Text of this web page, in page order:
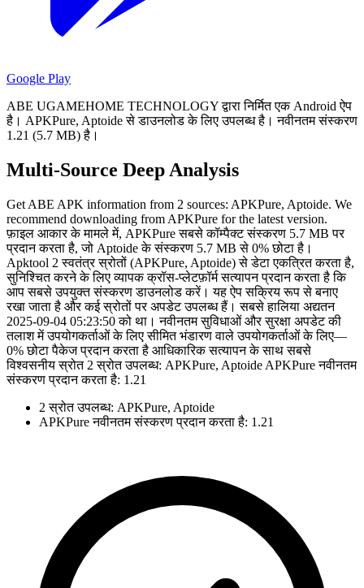
Google Play
ABE UGAMEHOME TECHNOLOGY द्वारा निर्मित एक Android ऐप
है। APKPure, Aptoide से डाउनलोड के लिए उपलब्ध है। नवीनतम संस्करण
1.21 (5.7 MB) है।
Multi-Source Deep Analysis
Get ABE APK information from 2 sources: APKPure, Aptoide. We
recommend downloading from APKPure for the latest version.
फ़ाइल आकार के मामले में, APKPure सबसे कॉम्पैक्ट संस्करण 5.7 MB पर
प्रदान करता है, जो Aptoide के संस्करण 5.7 MB से 0% छोटा है।
Apktool 2 स्वतंत्र स्रोतों (APKPure, Aptoide) से डेटा एकत्रित करता है,
सुनिश्चित करने के लिए व्यापक क्रॉस-प्लेटफ़ॉर्म सत्यापन प्रदान करता है कि
आप सबसे उपयुक्त संस्करण डाउनलोड करें। यह ऐप सक्रिय रूप से बनाए
रखा जाता है और कई स्रोतों पर अपडेट उपलब्ध हैं। सबसे हालिया अद्यतन
2025-09-04 05:23:50 को था। नवीनतम सुविधाओं और सुरक्षा अपडेट की
तलाश में उपयोगकर्ताओं के लिए सीमित भंडारण वाले उपयोगकर्ताओं के लिए—
0% छोटा पैकेज प्रदान करता है आधिकारिक सत्यापन के साथ सबसे
विश्वसनीय स्रोत 2 स्रोत उपलब्ध: APKPure, Aptoide APKPure नवीनतम
संस्करण प्रदान करता है: 1.21
2 स्रोत उपलब्ध: APKPure, Aptoide
APKPure नवीनतम संस्करण प्रदान करता है: 1.21